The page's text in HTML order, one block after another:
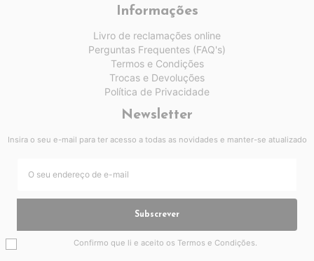
Informações
Livro de reclamações online
Perguntas Frequentes (FAQ's)
Termos e Condições
Trocas e Devoluções
Política de Privacidade
Newsletter
Insira o seu e-mail para ter acesso a todas as novidades e manter-se atualizado
Subscrever
Confirmo que li e aceito os Termos e Condições.